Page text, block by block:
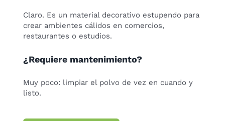
Claro. Es un material decorativo estupendo para
crear ambientes cálidos en comercios,
restaurantes o estudios.
¿Requiere mantenimiento?
Muy poco: limpiar el polvo de vez en cuando y
listo.